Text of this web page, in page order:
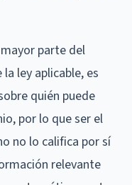
parte del
ley aplicable, es
quién puede
por lo que ser el
no lo califica por sí
relevante